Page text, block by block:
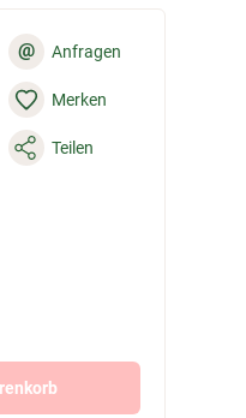
Anfragen
@
Merken
Teilen